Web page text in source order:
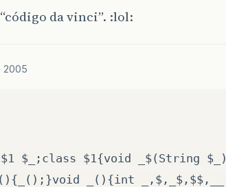
da vinci”. :lol:
2005
$_;class $1{void _$(String
_(){int